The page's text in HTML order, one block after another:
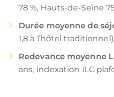
78 %, Hauts-de-Seine
Durée moyenne de
1,8 à l’hôtel
Redevance moyenne
ans, indexation ILC